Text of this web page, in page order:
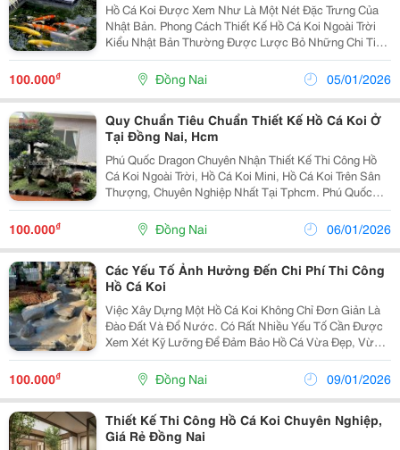
Hồ Cá Koi Được Xem Như Là Một Nét Đặc Trưng Của
Nhật Bản. Phong Cách Thiết Kế Hồ Cá Koi Ngoài Trời
Kiểu Nhật Bản Thường Được Lược Bỏ Những Chi Tiết
Rườm Rà, Tạo Nên Một Mẫu Hồ Cá Koi Đơn Giản Và
Tinh Tế, Gần Gũi Với Con Người. Không Gian Ở Bên...
100.000₫ Đồng Nai 05/01/2026
Quy Chuẩn Tiêu Chuẩn Thiết Kế Hồ Cá Koi Ở
Tại Đồng Nai, Hcm
Phú Quốc Dragon Chuyên Nhận Thiết Kế Thi Công Hồ
Cá Koi Ngoài Trời, Hồ Cá Koi Mini, Hồ Cá Koi Trên Sân
Thượng, Chuyên Nghiệp Nhất Tại Tphcm. Phú Quốc
Dragon Với Đội Ngũ Thiết Kế Thi Công Hồ Cá Koi, Tiểu
Cảnh Sân Vườn Chuyên Nghiệp, Với Kinh Nghiệm...
100.000₫ Đồng Nai 06/01/2026
Các Yếu Tố Ảnh Hưởng Đến Chi Phí Thi Công
Hồ Cá Koi
Việc Xây Dựng Một Hồ Cá Koi Không Chỉ Đơn Giản Là
Đào Đất Và Đổ Nước. Có Rất Nhiều Yếu Tố Cần Được
Xem Xét Kỹ Lưỡng Để Đảm Bảo Hồ Cá Vừa Đẹp, Vừa
Phù Hợp Với Túi Tiền. Quang Minh Landscape Sẽ Phân
Tích Chi Tiết Những Yếu Tố Then Chốt Này. Để Bạn
100.000₫ Đồng Nai 09/01/2026
Thiết Kế Thi Công Hồ Cá Koi Chuyên Nghiệp,
Giá Rẻ Đồng Nai